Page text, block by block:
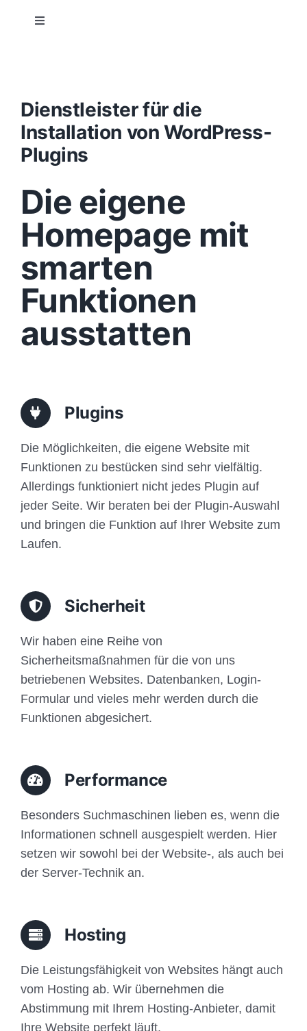
Toggle
Konzept
Design
Content
Funktionen
Aufbau
Traffic
Dienstleister für die
Installation von WordPress-
Plugins
Die eigene
Homepage mit
smarten
Funktionen
ausstatten
Plugins
Die Möglichkeiten, die eigene Website mit
Funktionen zu bestücken sind sehr vielfältig.
Allerdings funktioniert nicht jedes Plugin auf
jeder Seite. Wir beraten bei der Plugin-Auswahl
und bringen die Funktion auf Ihrer Website zum
Laufen.
Sicherheit
Wir haben eine Reihe von
Sicherheitsmaßnahmen für die von uns
betriebenen Websites. Datenbanken, Login-
Formular und vieles mehr werden durch die
Funktionen abgesichert.
Performance
Besonders Suchmaschinen lieben es, wenn die
Informationen schnell ausgespielt werden. Hier
setzen wir sowohl bei der Website-, als auch bei
der Server-Technik an.
Hosting
Die Leistungsfähigkeit von Websites hängt auch
vom Hosting ab. Wir übernehmen die
Abstimmung mit Ihrem Hosting-Anbieter, damit
Ihre Website perfekt läuft.